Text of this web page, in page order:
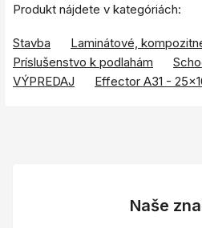
Produkt nájdete v kategóriách:
Stavba
Laminátové,
Príslušenstvo k podlahám
VÝPREDAJ
Effector A31 -
Naše